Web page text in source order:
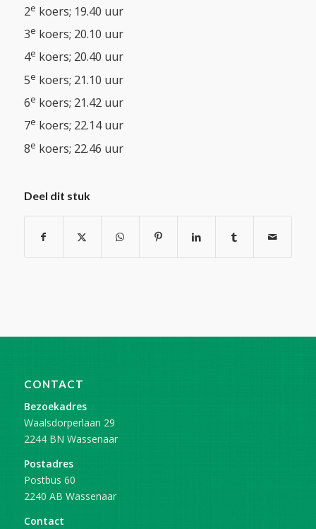
2e koers; 19.40 uur
3e koers; 20.10 uur
4e koers; 20.40 uur
5e koers; 21.10 uur
6e koers; 21.42 uur
7e koers; 22.14 uur
8e koers; 22.46 uur
Deel dit stuk
CONTACT
Bezoekadres
Waalsdorperlaan 29
2244 BN Wassenaar
Postadres
Postbus 60
2240 AB Wassenaar
Contact